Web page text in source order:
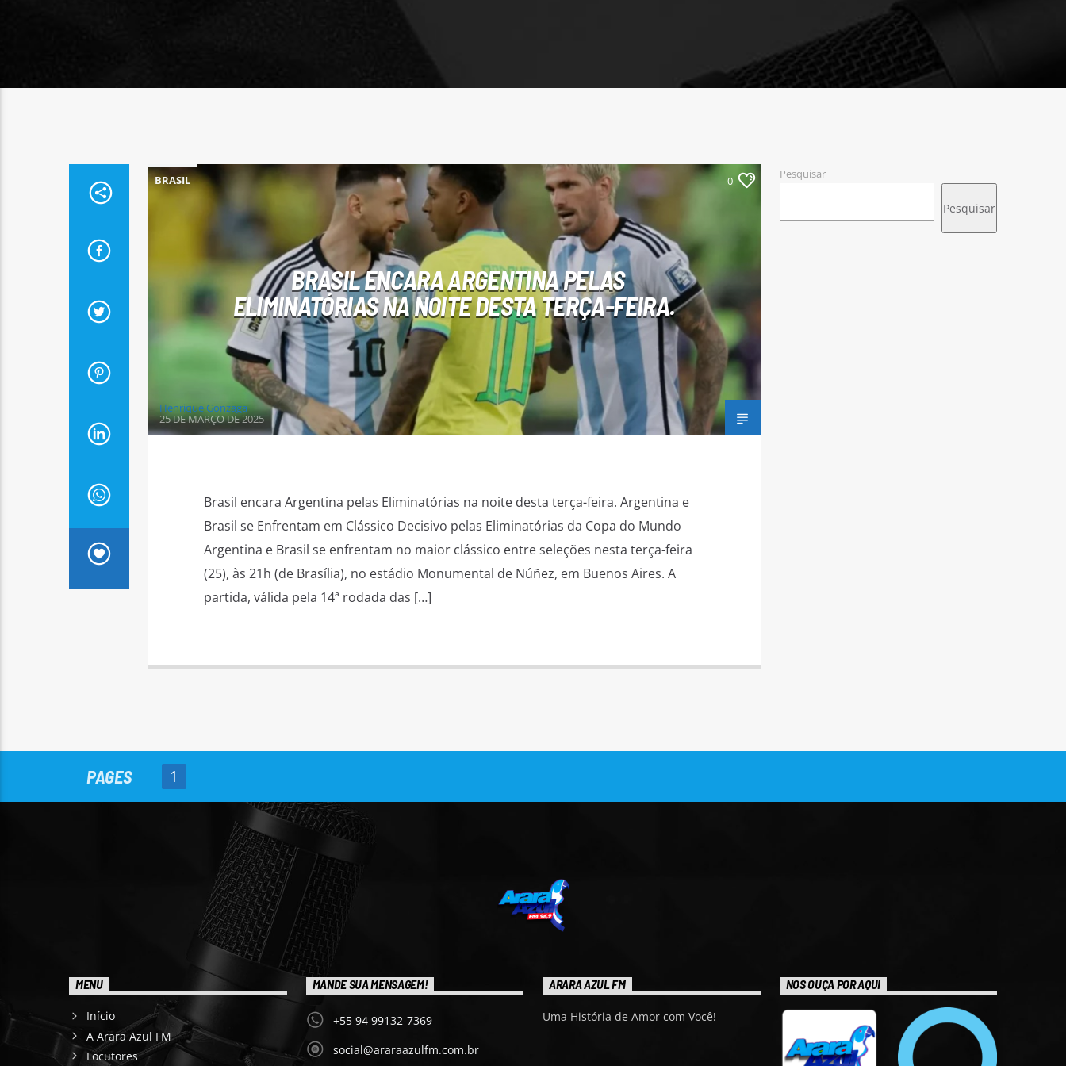
BRASIL 0
BRASIL ENCARA ARGENTINA PELAS
ELIMINATÓRIAS NA NOITE DESTA TERÇA-FEIRA.
Henrique Gonzaga
25 DE MARÇO DE 2025
Brasil encara Argentina pelas Eliminatórias na noite desta terça-feira. Argentina e
Brasil se Enfrentam em Clássico Decisivo pelas Eliminatórias da Copa do Mundo
Argentina e Brasil se enfrentam no maior clássico entre seleções nesta terça-feira
(25), às 21h (de Brasília), no estádio Monumental de Núñez, em Buenos Aires. A
partida, válida pela 14ª rodada das […]
Pesquisar
Pesquisar
PAGES 1
MENU
Início
A Arara Azul FM
Locutores
MANDE SUA MENSAGEM!
+55 94 99132-7369
social@araraazulfm.com.br
ARARA AZUL FM
Uma História de Amor com Você!
NOS OUÇA POR AQUI